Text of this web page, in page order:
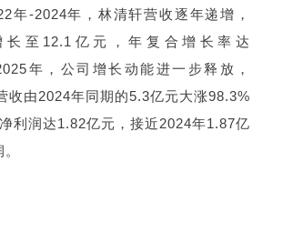
年-2024年，林清轩营收逐年递增，
长至12.1亿元，年复合增长率达
年，公司增长动能进一步释放，
收由2024年同期的5.3亿元大涨98.3%
利润达1.82亿元，接近2024年1.87亿